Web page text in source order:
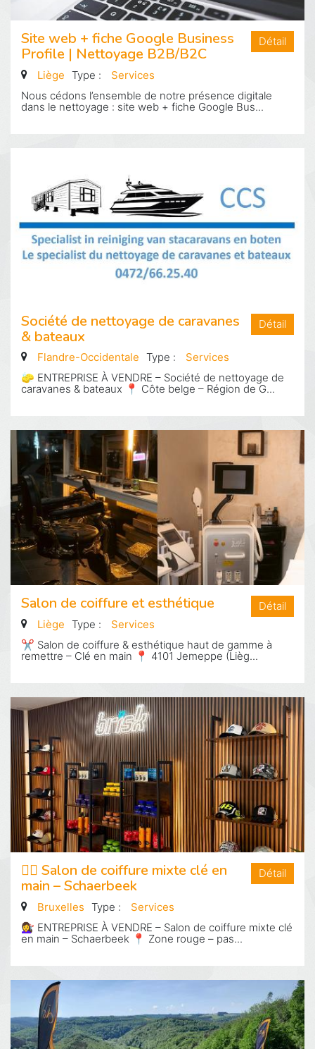
Site web + fiche Google Business
Profile | Nettoyage B2B/B2C
Détail
Liège Type :
Services
Nous cédons l’ensemble de notre présence digitale
dans le nettoyage : site web + fiche Google Bus...
Société de nettoyage de caravanes
& bateaux
Détail
Flandre-Occidentale Type :
Services
🧽 ENTREPRISE À VENDRE – Société de nettoyage de
caravanes & bateaux 📍 Côte belge – Région de G...
Salon de coiffure et esthétique
Détail
Liège Type :
Services
✂️ Salon de coiffure & esthétique haut de gamme à
remettre – Clé en main 📍 4101 Jemeppe (Lièg...
💇‍♀️ Salon de coiffure mixte clé en
main – Schaerbeek
Détail
Bruxelles Type :
Services
💇‍♀️ ENTREPRISE À VENDRE – Salon de coiffure mixte clé
en main – Schaerbeek 📍 Zone rouge – pas...